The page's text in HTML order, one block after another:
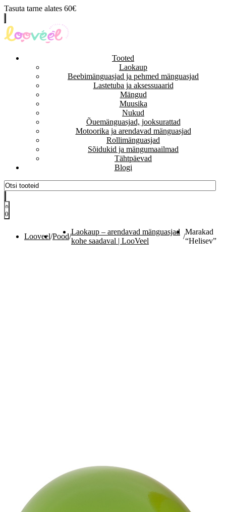
Tasuta tarne alates 60€
Tooted
Laokaup
Beebimänguasjad ja pehmed mänguasjad
Lastetuba ja aksessuaarid
Mängud
Muusika
Nukud
Õuemänguasjad, jooksurattad
Motoorika ja arendavad mänguasjad
Rollimänguasjad
Sõidukid ja mängumaailmad
Tähtpäevad
Blogi
0
Looveel/Pood/
Laokaup – arendavad mänguasjad
kohe saadaval | LooVeel
/
Marakad
“Helisev”